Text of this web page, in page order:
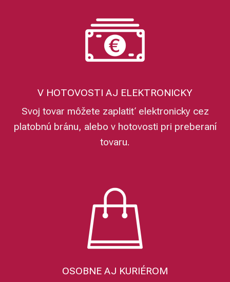
V HOTOVOSTI AJ ELEKTRONICKY
Svoj tovar môžete zaplatiť elektronicky cez
platobnú bránu, alebo v hotovosti pri preberaní
tovaru.
OSOBNE AJ KURIÉROM